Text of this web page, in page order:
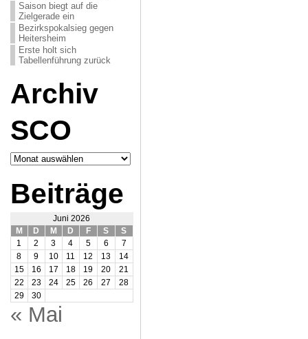
Saison biegt auf die
Zielgerade ein
Bezirkspokalsieg gegen
Heitersheim
Erste holt sich
Tabellenführung zurück
Archiv
SCO
Archiv
SCO
Beiträge
Juni 2026
M
D M D F S
S
1
2 3 4 5 6
7
8
9 10 11 12 13
14
15
16 17 18 19 20
21
22
23 24 25 26 27
28
29
30
« Mai